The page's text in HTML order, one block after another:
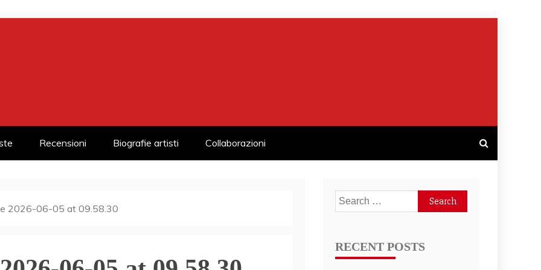
Recensioni Biografie artisti Collaborazioni
2026-06-05 at 09.58.30
Search
for:
RECENT POSTS